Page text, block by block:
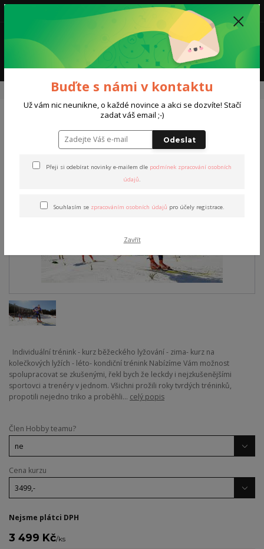
Menu
0,00 Kč
Kurzy a trénink Individuální trénink Individuální kurz/trénink
Individuální kurz/trénink
Individuální trénink - kurz běžeckého lyžování - zima- kurz na
kolečkových lyžích - léto- kondiční trénink Nabízíme Vám možnost
spolupracovat se zkušenými, řekl bych že leckdy i nejzkušenějšími
sportovci a trenéry v jednom. Všichni prožili roky tvrdých tréninků,
propotili nejedno triko a proběhli... celý popis
Člen Hobby teamu?
Cena kurzu
Nejsme plátci DPH
3 499 Kč/ks
Buďte s námi v kontaktu
Už vám nic neunikne, o každé novince a akci se dozvíte! Stačí
zadat váš email ;-)
Odeslat
Přeji si odebírat novinky e-mailem dle podmínek zpracování osobních
údajů.
Souhlasím se zpracováním osobních údajů pro účely registrace.
Zavřít